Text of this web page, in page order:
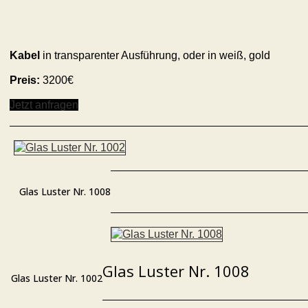
Kabel in transparenter Ausführung, oder in weiß, gold
Preis: 3200€
Jetzt anfragen
Glas Luster Nr. 1008
Glas Luster Nr. 1002Glas Luster Nr. 1008